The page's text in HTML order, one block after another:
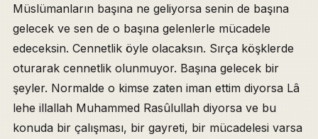
Müslümanların başına ne geliyorsa senin de başına
gelecek ve sen de o başına gelenlerle mücadele
edeceksin. Cennetlik öyle olacaksın. Sırça köşklerde
oturarak cennetlik olunmuyor. Başına gelecek bir
şeyler. Normalde o kimse zaten iman ettim diyorsa Lâ
lehe illallah Muhammed Rasûlullah diyorsa ve bu
konuda bir çalışması, bir gayreti, bir mücadelesi varsa